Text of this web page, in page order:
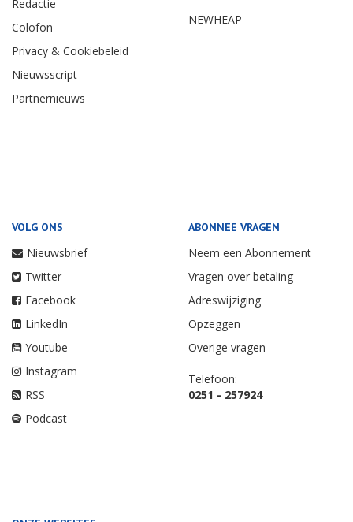
Redactie
Colofon
Privacy & Cookiebeleid
Nieuwsscript
Partnernieuws
NEWHEAP
VOLG ONS
Nieuwsbrief
Twitter
Facebook
LinkedIn
Youtube
Instagram
RSS
Podcast
ABONNEE VRAGEN
Neem een Abonnement
Vragen over betaling
Adreswijziging
Opzeggen
Overige vragen
Telefoon:
0251 - 257924